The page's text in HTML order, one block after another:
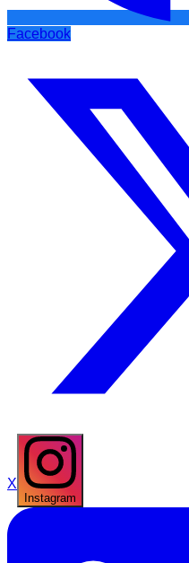
Facebook
X
Instagram